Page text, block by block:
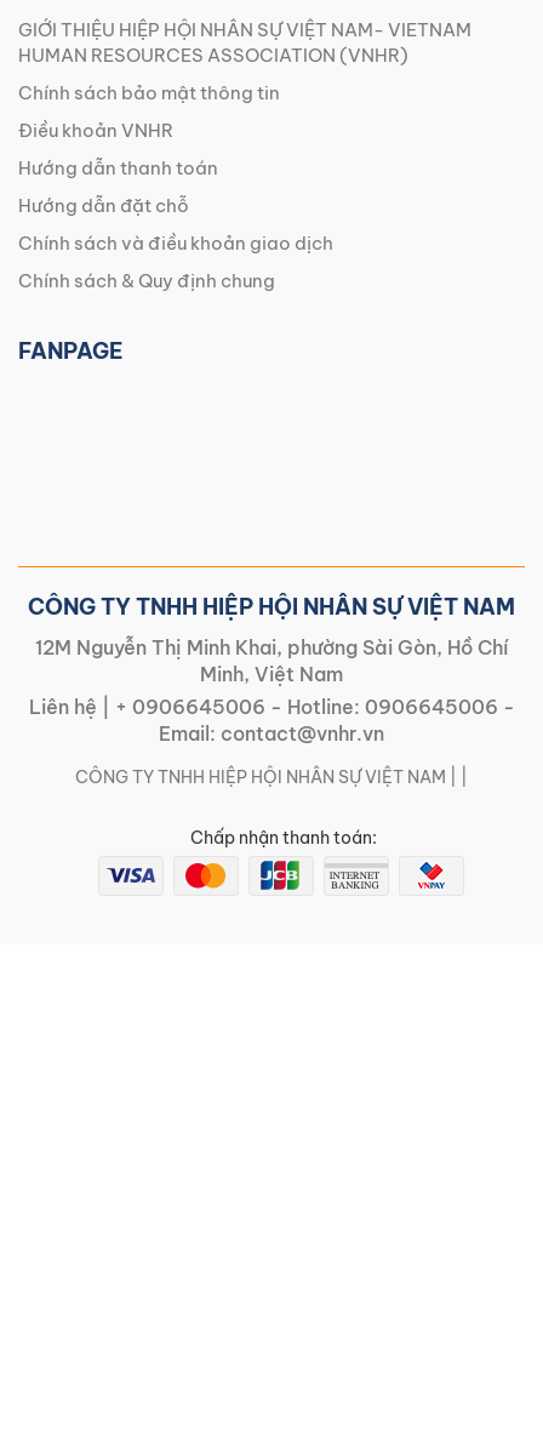
GIỚI THIỆU HIỆP HỘI NHÂN SỰ VIỆT NAM- VIETNAM
HUMAN RESOURCES ASSOCIATION (VNHR)
Chính sách bảo mật thông tin
Điều khoản VNHR
Hướng dẫn thanh toán
Hướng dẫn đặt chỗ
Chính sách và điều khoản giao dịch
Chính sách & Quy định chung
FANPAGE
CÔNG TY TNHH HIỆP HỘI NHÂN SỰ VIỆT NAM
12M Nguyễn Thị Minh Khai, phường Sài Gòn, Hồ Chí
Minh, Việt Nam
Liên hệ |
+ 0906645006 - Hotline: 0906645006 -
Email: contact@vnhr.vn
CÔNG TY TNHH HIỆP HỘI NHÂN SỰ VIỆT NAM | |
Chấp nhận thanh toán: